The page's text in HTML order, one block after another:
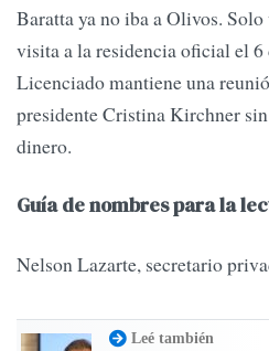
Baratta ya no iba a Olivos.
visita a la residencia oficial el
Licenciado mantiene una
presidente Cristina Kirchner
dinero.
Guía de nombres para la
Nelson Lazarte, secretario
Leé también